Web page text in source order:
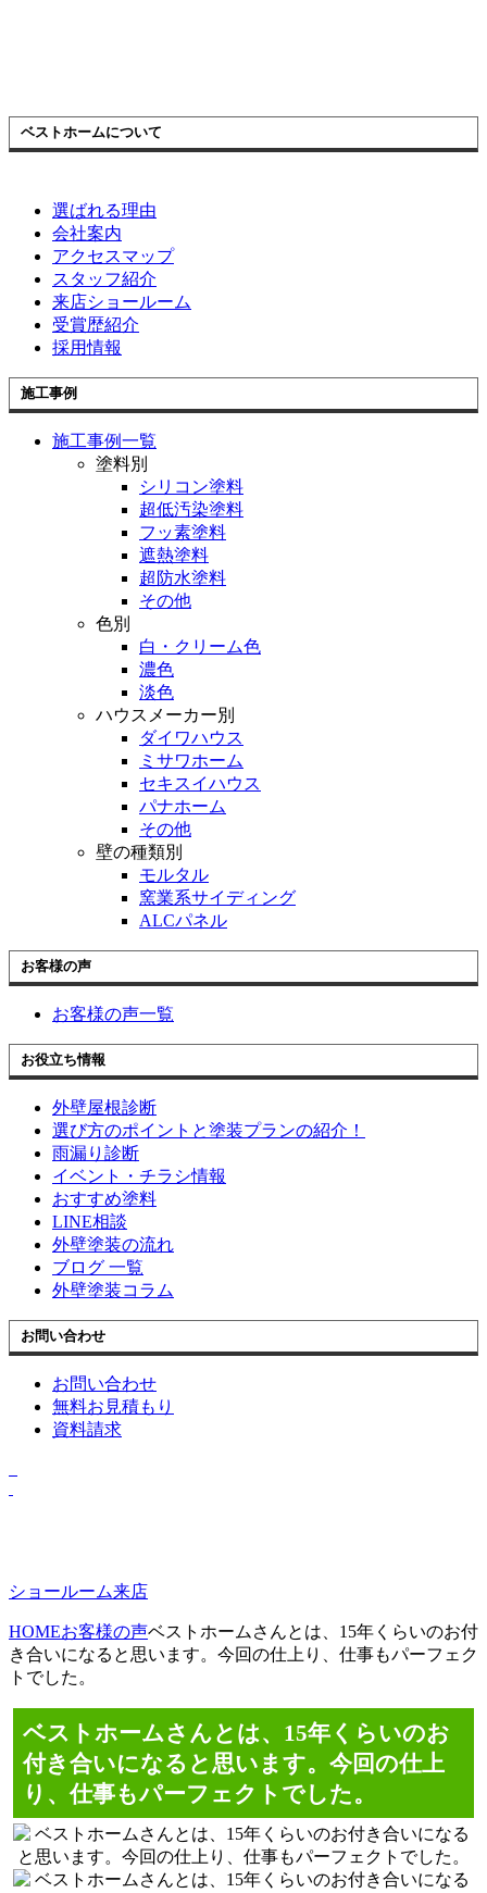
ベストホームについて
選ばれる理由
会社案内
アクセスマップ
スタッフ紹介
来店ショールーム
受賞歴紹介
採用情報
施工事例
施工事例一覧
塗料別
シリコン塗料
超低汚染塗料
フッ素塗料
遮熱塗料
超防水塗料
その他
色別
白・クリーム色
濃色
淡色
ハウスメーカー別
ダイワハウス
ミサワホーム
セキスイハウス
パナホーム
その他
壁の種類別
モルタル
窯業系サイディング
ALCパネル
お客様の声
お客様の声一覧
お役立ち情報
外壁屋根診断
選び方のポイントと塗装プランの紹介！
雨漏り診断
イベント・チラシ情報
おすすめ塗料
LINE相談
外壁塗装の流れ
ブログ 一覧
外壁塗装コラム
お問い合わせ
お問い合わせ
無料お見積もり
資料請求
ショールーム来店
HOMEお客様の声ベストホームさんとは、15年くらいのお付
き合いになると思います。今回の仕上り、仕事もパーフェク
トでした。
ベストホームさんとは、15年くらいのお
付き合いになると思います。今回の仕上
り、仕事もパーフェクトでした。